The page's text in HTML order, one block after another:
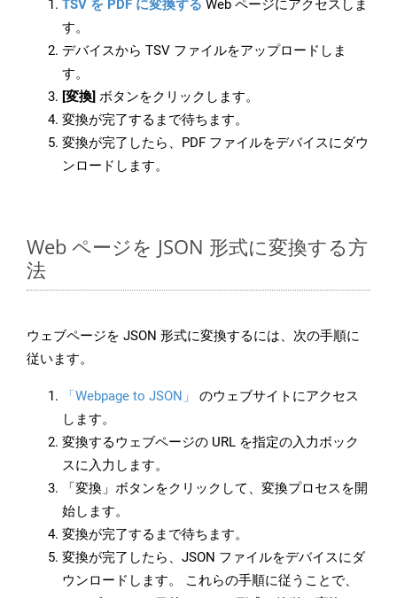
TSV を PDF に変換する Web ページにアクセスしま
す。
デバイスから TSV ファイルをアップロードしま
す。
[変換] ボタンをクリックします。
変換が完了するまで待ちます。
変換が完了したら、PDF ファイルをデバイスにダウ
ンロードします。
Web ページを JSON 形式に変換する方
法
ウェブページを JSON 形式に変換するには、次の手順に
従います。
「Webpage to JSON」
のウェブサイトにアクセス
します。
変換するウェブページの URL を指定の入力ボック
スに入力します。
「変換」ボタンをクリックして、変換プロセスを開
始します。
変換が完了するまで待ちます。
変換が完了したら、JSON ファイルをデバイスにダ
ウンロードします。 これらの手順に従うことで、